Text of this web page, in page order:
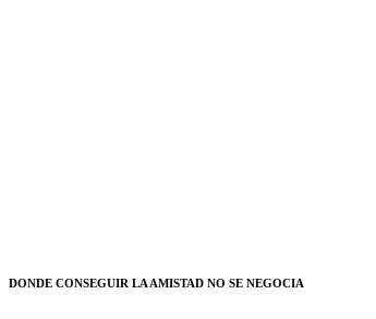
DONDE CONSEGUIR LA AMISTAD NO SE NEGOCIA